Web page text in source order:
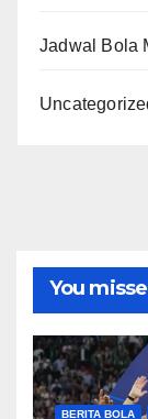
Jadwal Bola
You
BERITA BOLA